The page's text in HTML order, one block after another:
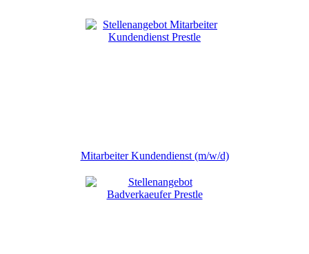
Mitarbeiter Kundendienst (m/w/d)